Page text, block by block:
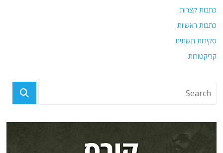
כתבות קצרות
כתבות ראשיות
סקירות תשתית
קריקטורות